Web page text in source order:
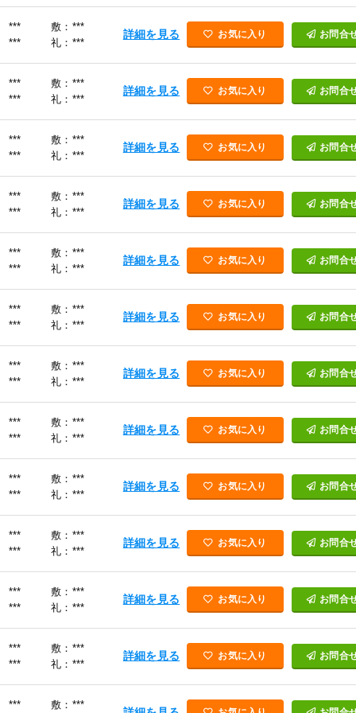
***
***
敷：***
礼：***
詳細を見る お気に入り お問合
***
***
敷：***
礼：***
詳細を見る お気に入り お問合
***
***
敷：***
礼：***
詳細を見る お気に入り お問合
***
***
敷：***
礼：***
詳細を見る お気に入り お問合
***
***
敷：***
礼：***
詳細を見る お気に入り お問合
***
***
敷：***
礼：***
詳細を見る お気に入り お問合
***
***
敷：***
礼：***
詳細を見る お気に入り お問合
***
***
敷：***
礼：***
詳細を見る お気に入り お問合
***
***
敷：***
礼：***
詳細を見る お気に入り お問合
***
***
敷：***
礼：***
詳細を見る お気に入り お問合
***
***
敷：***
礼：***
詳細を見る お気に入り お問合
***
***
敷：***
礼：***
詳細を見る お気に入り お問合
*** 敷：***